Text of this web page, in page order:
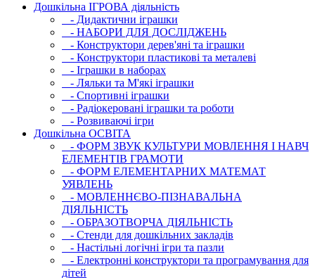
Дошкільна ІГРОВА діяльність
- Дидактични іграшки
- НАБОРИ ДЛЯ ДОСЛІДЖЕНЬ
- Конструктори дерев'яні та іграшки
- Конструктори пластикові та металеві
- Іграшки в наборах
- Ляльки та М'які іграшки
- Спортивні іграшки
- Радіокеровані іграшки та роботи
- Розвиваючі ігри
Дошкільна ОСВIТА
- ФОРМ ЗВУК КУЛЬТУРИ МОВЛЕННЯ І НАВЧ
ЕЛЕМЕНТІВ ГРАМОТИ
- ФОРМ ЕЛЕМЕНТАРНИХ МАТЕМАТ
УЯВЛЕНЬ
- МОВЛЕННЄВО-ПІЗНАВАЛЬНА
ДІЯЛЬНІСТЬ
- ОБРАЗОТВОРЧА ДІЯЛЬНІСТЬ
- Стенди для дошкільних закладів
- Настільні логічні ігри та пазли
- Електронні конструктори та програмування для
дітей